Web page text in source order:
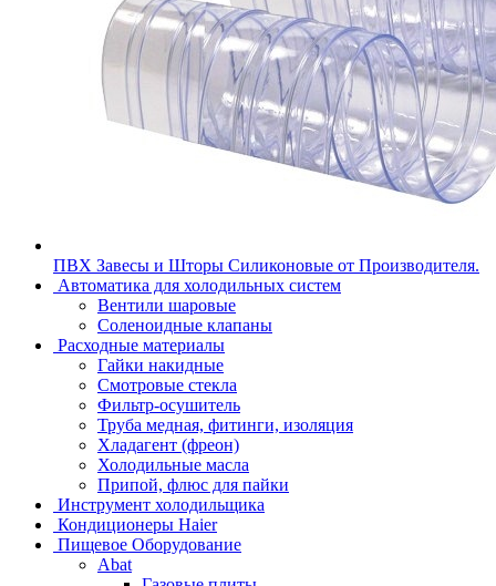
ПВХ Завесы и Шторы Силиконовые от Производителя.
Автоматика для холодильных систем
Вентили шаровые
Соленоидные клапаны
Расходные материалы
Гайки накидные
Смотровые стекла
Фильтр-осушитель
Труба медная, фитинги, изоляция
Хладагент (фреон)
Холодильные масла
Припой, флюс для пайки
Инструмент холодильщика
Кондиционеры Haier
Пищевое Оборудование
Abat